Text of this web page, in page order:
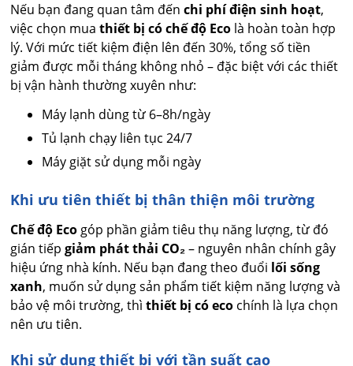
Nếu bạn đang quan tâm đếnchi phí điện sinh hoạt,
việc chọn muathiết bị có chế độ Eco là hoàn toàn hợp
lý. Với mức tiết kiệm điện lên đến 30%, tổng số tiền
giảm được mỗi tháng không nhỏ – đặc biệt với các thiết
bị vận hành thường xuyên như:
Máy lạnh dùng từ 6–8h/ngày
Tủ lạnh chạy liên tục 24/7
Máy giặt sử dụng mỗi ngày
Khi ưu tiên thiết bị thân thiện môi trường
Chế độ Eco góp phần giảm tiêu thụ năng lượng, từ đó
gián tiếpgiảm phát thải CO₂– nguyên nhân chính gây
hiệu ứng nhà kính. Nếu bạn đang theo đuổi lối sống
xanh, muốn sử dụng sản phẩm tiết kiệm năng lượng và
bảo vệ môi trường, thìthiết bị có eco chính là lựa chọn
nên ưu tiên.
Khi sử dụng thiết bị với tần suất cao